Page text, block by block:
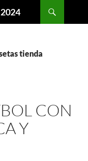
tienda
CON
Y